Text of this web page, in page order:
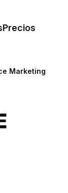
Precios
Marketing